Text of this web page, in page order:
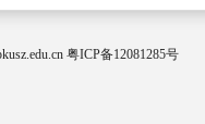
粤ICP备12081285号